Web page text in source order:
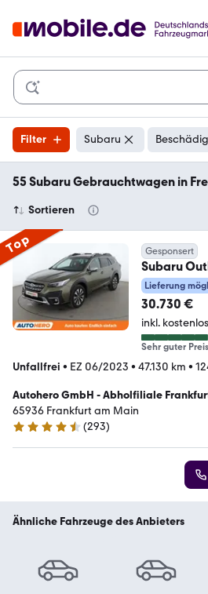
Filter Subaru
55 Subaru Gebrauchtwagen in
Sortieren
Top Gesponsert
Subaru
Lieferung
30.730 €
inkl.
Sehr guter Preis
Unfallfrei • EZ 06/2023 • 47.130 km •
Autohero GmbH - Abholfiliale
65936 Frankfurt am Main
4.6 Sterne
(293)
Ähnliche Fahrzeuge des Anbieters